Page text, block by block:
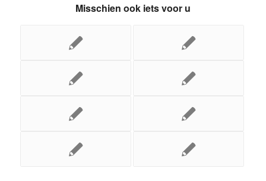
Misschien ook iets voor u